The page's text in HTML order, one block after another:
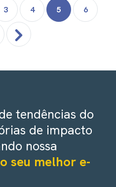
3 4 5 6
tendências do
de impacto
nossa
seu melhor e-